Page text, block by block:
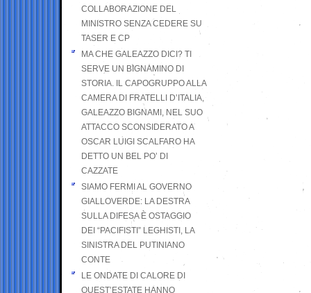
COLLABORAZIONE DEL
MINISTRO SENZA CEDERE SU
TASER E CP
MA CHE GALEAZZO DICI? TI
SERVE UN BIGNAMINO DI
STORIA. IL CAPOGRUPPO ALLA
CAMERA DI FRATELLI D’ITALIA,
GALEAZZO BIGNAMI, NEL SUO
ATTACCO SCONSIDERATO A
OSCAR LUIGI SCALFARO HA
DETTO UN BEL PO’ DI
CAZZATE
SIAMO FERMI AL GOVERNO
GIALLOVERDE: LA DESTRA
SULLA DIFESA È OSTAGGIO
DEI “PACIFISTI” LEGHISTI, LA
SINISTRA DEL PUTINIANO
CONTE
LE ONDATE DI CALORE DI
QUEST’ESTATE HANNO